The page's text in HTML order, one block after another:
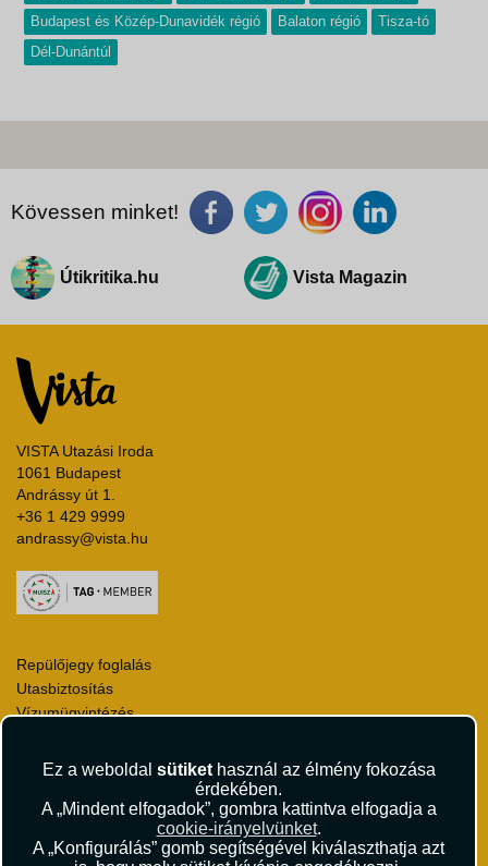
Ez a weboldal sütikethasznál az élmény fokozása
érdekében.
A „Mindent elfogadok”, gombra kattintva elfogadja a
cookie-irányelvünket.
A „Konfigurálás” gomb segítségével kiválaszthatja azt
Budapest és Közép-Dunavidék régió
Balaton régió
Tisza-tó
Dél-Dunántúl
Kövessen minket!
Útikritika.hu Vista Magazin
VISTA Utazási Iroda
1061 Budapest
Andrássy út 1.
+36 1 429 9999
andrassy@vista.hu
Repülőjegy foglalás
Utasbiztosítás
Vízumügyintézés
Utazási utalványok
Partnerkedvezmények
Törzsutas program